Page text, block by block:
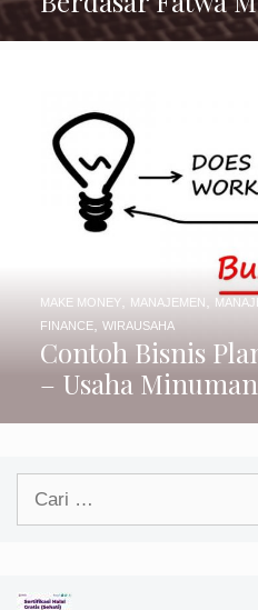
Contoh Bisnis
– Usaha
MAKE MONEY, MANAJEMEN,
FINANCE, WIRAUSAHA
Cari